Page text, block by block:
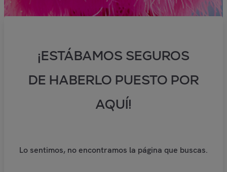
¡ESTÁBAMOS SEGUROS
DE HABERLO PUESTO POR
AQUÍ!
Lo sentimos, no encontramos la página que buscas.